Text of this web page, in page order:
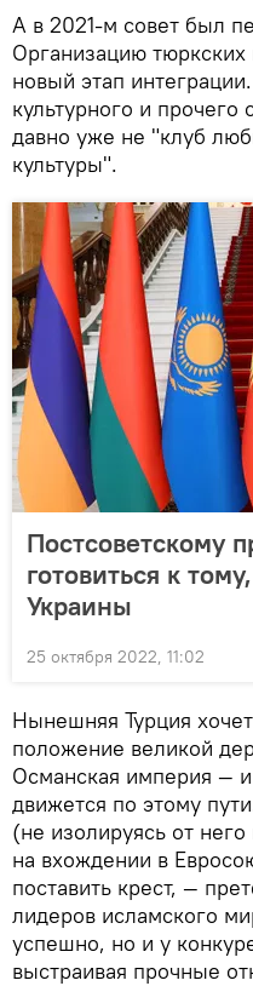
А в 2021-м совет был
Организацию тюркских
новый этап
культурного и
давно уже не "клуб
культуры".
Постсоветскому
готовиться к
Украины
25 октября 2022, 11:02
Нынешняя Турция
положение великой
Османская империя —
движется по этому
(не изолируясь от
на вхождении в
поставить крест, —
лидеров исламского
успешно, но и у
выстраивая прочные